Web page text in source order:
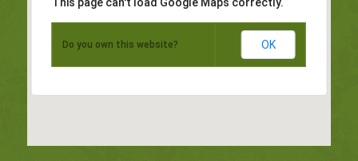
Do you own this website? OK